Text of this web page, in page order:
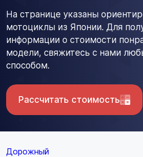
На странице указаны
мотоциклы из Японии. Для
информации о стоимости
модели, свяжитесь с нами
способом.
Рассчитать стоимость
Дорожный